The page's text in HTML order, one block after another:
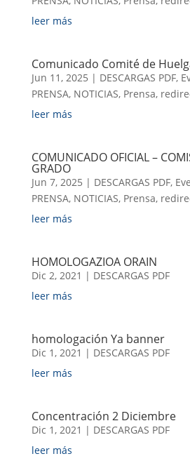
leer más
Comunicado Comité de
Jun 11, 2025 | DESCARGAS PDF,
PRENSA, NOTICIAS, Prensa,
leer más
COMUNICADO OFICIAL –
GRADO
Jun 7, 2025 | DESCARGAS PDF,
PRENSA, NOTICIAS, Prensa,
leer más
HOMOLOGAZIOA ORAIN
Dic 2, 2021 | DESCARGAS PDF
leer más
homologación Ya banner
Dic 1, 2021 | DESCARGAS PDF
leer más
Concentración 2 Diciembre
Dic 1, 2021 | DESCARGAS PDF
leer más